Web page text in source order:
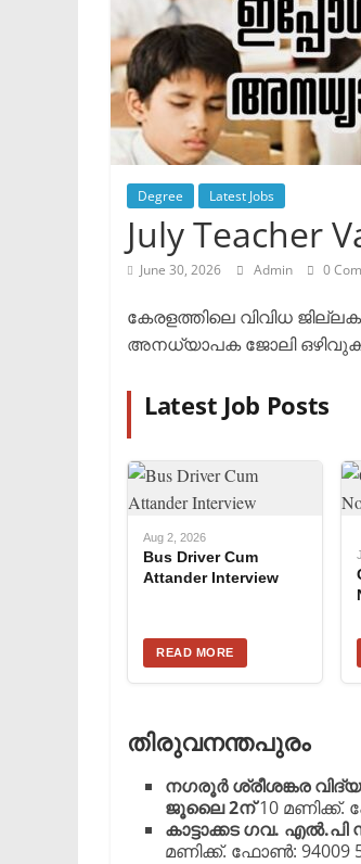
Degree Latest Jobs
July Teacher
June 30, 2026 Admin 0
കേരളത്തിലെ വിവിധ
അനധ്യാപക ജോലി
Latest Job Posts
Aug 2, 2026
Bus Driver Cum
Attander Interview
READ MORE
തിരുവനന്തപുരം
നഗരൂർ ശ്രീശങ്കര
ജൂലൈ 2ന്10 മണിക്ക്.
കാട്ടാക്കട ഗവ. എൽ.പി
മണിക്ക്. ഫോൺ: 94009